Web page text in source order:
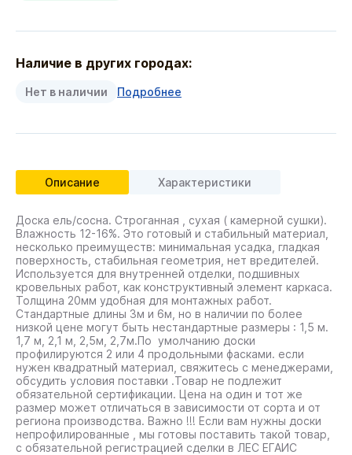
Наличие в других городах:
Нет в наличии Подробнее
Описание Характеристики
Доска ель/сосна. Строганная , сухая ( камерной сушки).
Влажность 12-16%. Это готовый и стабильный материал,
несколько преимуществ: минимальная усадка, гладкая
поверхность, стабильная геометрия, нет вредителей.
Используется для внутренней отделки, подшивных
кровельных работ, как конструктивный элемент каркаса.
Толщина 20мм удобная для монтажных работ.
Стандартные длины 3м и 6м, но в наличии по более
низкой цене могут быть нестандартные размеры : 1,5 м.
1,7 м, 2,1 м, 2,5м, 2,7м.По умолчанию доски
профилируются 2 или 4 продольными фасками. если
нужен квадратный материал, свяжитесь с менеджерами,
обсудить условия поставки .Товар не подлежит
обязательной сертификации. Цена на один и тот же
размер может отличаться в зависимости от сорта и от
региона производства. Важно !!! Если вам нужны доски
непрофилированные , мы готовы поставить такой товар,
с обязательной регистрацией сделки в ЛЕС ЕГАИС